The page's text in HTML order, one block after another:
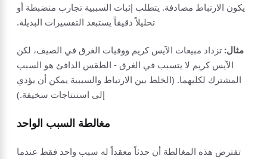
يكون الارتباط مصادفة. يتطلب إثبات السببية تجارب منضبطة أو
تحليلاً دقيقاً يستبعد التفسيرات البديلة.
مثال: تزداد مبيعات الآيس كريم ووفيات الغرق في الصيف، لكن
الآيس كريم لا يتسبب في الغرق - الطقس الدافئ هو السبب
المشترك لكليهما. (الخلط بين الارتباط والسببية يمكن أن يؤدي
إلى استنتاجات سخيفة.)
مغالطة السبب الواحد
تفترض هذه المغالطة أن حدثاً معقداً له سبب واحد فقط عندما